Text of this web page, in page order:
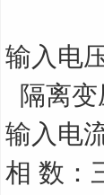
输入电
隔离变
输入电
相 数：